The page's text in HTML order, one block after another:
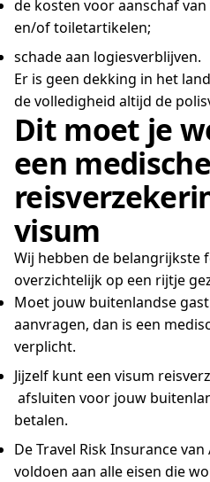
de kosten voor aanschaf
en/of toiletartikelen;
schade aan logiesverblijven.
Er is geen dekking in het
de volledigheid altijd de
Dit moet je
een medische
visum
Wij hebben de belangrijkste
overzichtelijk op een rijtje
Moet jouw buitenlandse
aanvragen, dan is een
verplicht.
Jijzelf kunt een visum
afsluiten voor jouw
betalen.
De Travel Risk Insurance
voldoen aan alle eisen die